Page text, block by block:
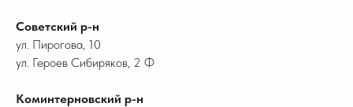
Советский р-н
ул. Пирогова, 10
ул. Героев Сибиряков, 2 Ф
Коминтерновский р-н